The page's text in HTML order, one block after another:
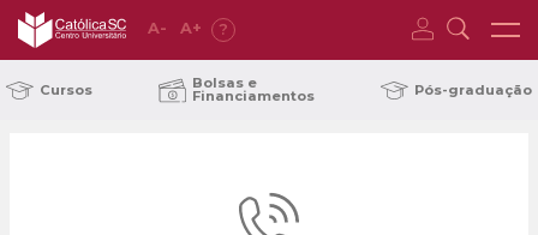
A- A+ ?
Cursos Bolsas e
Financiamentos Pós-graduação